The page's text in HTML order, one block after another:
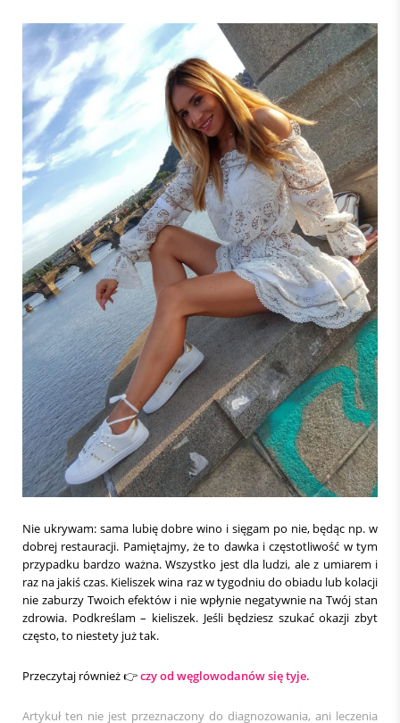
Nie ukrywam: sama lubię dobre wino i sięgam po nie, będąc np. w
dobrej restauracji. Pamiętajmy, że to dawka i częstotliwość w tym
przypadku bardzo ważna. Wszystko jest dla ludzi, ale z umiarem i
raz na jakiś czas. Kieliszek wina raz w tygodniu do obiadu lub kolacji
nie zaburzy Twoich efektów i nie wpłynie negatywnie na Twój stan
zdrowia. Podkreślam – kieliszek. Jeśli będziesz szukać okazji zbyt
często, to niestety już tak.
Przeczytaj również 👉czy od węglowodanów się tyje.
Artykuł ten nie jest przeznaczony do diagnozowania, ani leczenia